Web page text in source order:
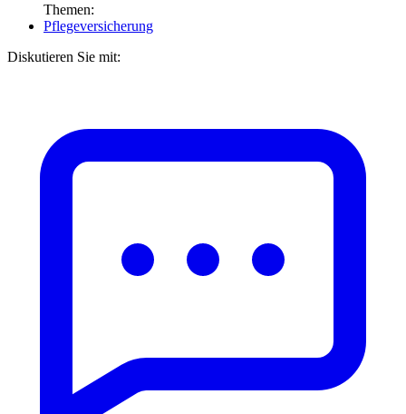
Themen:
Pflegeversicherung
Diskutieren Sie mit: